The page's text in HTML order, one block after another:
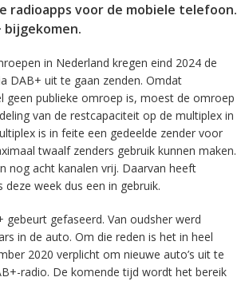
radioapps voor de mobiele telefoon.
bijgekomen.
in Nederland kregen eind 2024 de
DAB+ uit te gaan zenden. Omdat
geen publieke omroep is, moest de omroep
van de restcapaciteit op de multiplex in
is in feite een gedeelde zender voor
twaalf zenders gebruik kunnen maken.
nog acht kanalen vrij. Daarvan heeft
deze week dus een in gebruik.
gebeurt gefaseerd. Van oudsher werd
in de auto. Om die reden is het in heel
2020 verplicht om nieuwe auto’s uit te
radio. De komende tijd wordt het bereik